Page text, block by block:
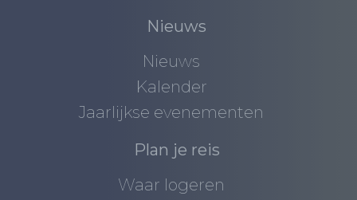
Nieuws
Nieuws
Kalender
Jaarlijkse evenementen
Plan je reis
Waar logeren